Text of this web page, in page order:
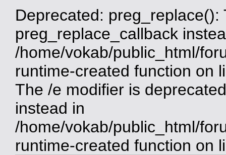
Deprecated:
preg_replace_callback
/home/vokab/public_html/
runtime-created function on
The /e modifier is
instead in
/home/vokab/public_html/
runtime-created function on